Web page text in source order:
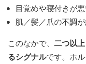
目覚めや寝付きが
肌／髪／爪の不調
このなかで、 二つ以
るシグナルです。ホ